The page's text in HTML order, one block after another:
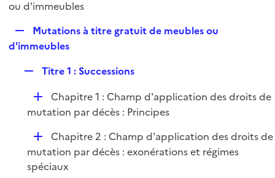
rl
r
é
i
ou d'immeubles
e
l
r
Mutations à titre gratuit de meubles ou
d'immeubles
p
l
i
e
r
Titre 1 : Successions
D
é
i
e
Chapitre 1 : Champ d'application des droits de
mutation par décès : Principes
D
é
p
Chapitre 2 : Champ d'application des droits de
mutation par décès : exonérations et régimes
spéciaux